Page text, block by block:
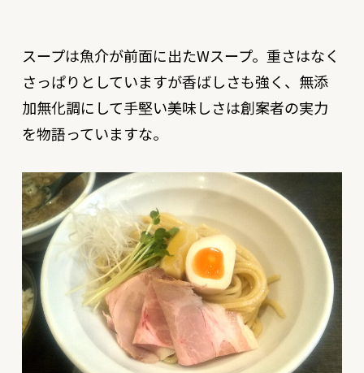
スープは魚介が前面に出たWスープ。重さはなく
さっぱりとしていますが香ばしさも強く、無添
加無化調にして手堅い美味しさは創案者の実力
を物語っていますな。